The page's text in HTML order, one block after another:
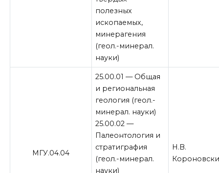
полезных
ископаемых,
минерагения
(геол.-минерал.
науки)
МГУ.04.04
25.00.01 — Общая
и региональная
геология (геол.-
минерал. науки)
25.00.02 —
Палеонтология и
стратиграфия
(геол.-минерал.
науки)
Н.В.